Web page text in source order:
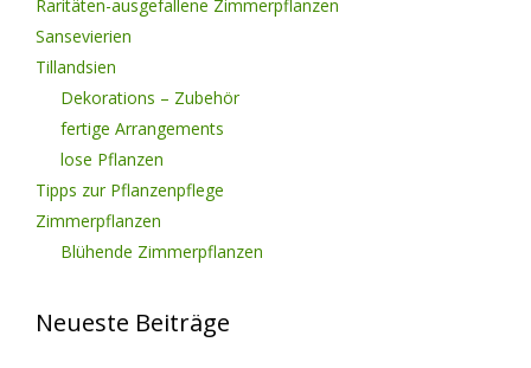
Raritäten-ausgefallene Zimmerpflanzen
Sansevierien
Tillandsien
Dekorations – Zubehör
fertige Arrangements
lose Pflanzen
Tipps zur Pflanzenpflege
Zimmerpflanzen
Blühende Zimmerpflanzen
Neueste Beiträge